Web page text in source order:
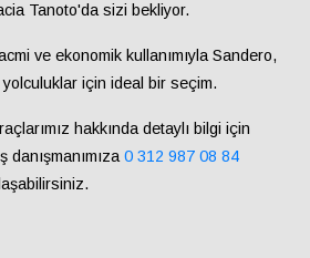
Tanoto'da sizi bekliyor.
ve ekonomik kullanımıyla Sandero,
için ideal bir seçim.
hakkında detaylı bilgi için
danışmanımıza 0 312 987 08 84